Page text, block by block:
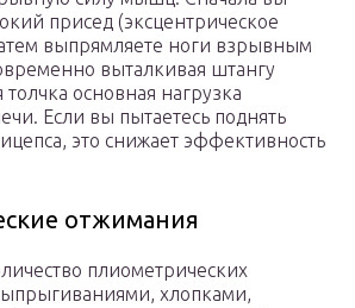
присед (эксцентрическое
выпрямляете ноги взрывным
выталкивая штангу
основная нагрузка
Если вы пытаетесь поднять
это снижает эффективность
отжимания
плиометрических
хлопками,